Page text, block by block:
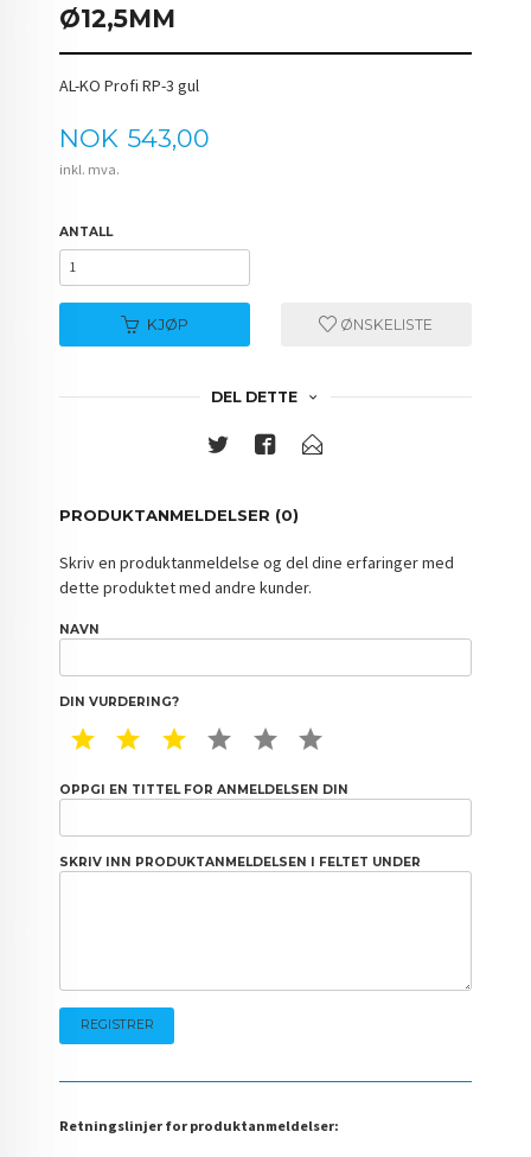
Ø12,5MM
AL-KO Profi RP-3 gul
Pris
NOK 543,00
inkl. mva.
ANTALL
KJØP ØNSKELISTE
DEL DETTE
PRODUKTANMELDELSER (0)
Skriv en produktanmeldelse og del dine erfaringer med
dette produktet med andre kunder.
NAVN
DIN VURDERING?
1 STAR2 STAR3 STAR4 STAR5 STAR
OPPGI EN TITTEL FOR ANMELDELSEN DIN
SKRIV INN PRODUKTANMELDELSEN I FELTET UNDER
Retningslinjer for produktanmeldelser: